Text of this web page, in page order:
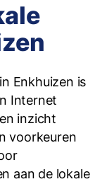
Enkhuizen is
Internet
inzicht
voorkeuren
aan de lokale